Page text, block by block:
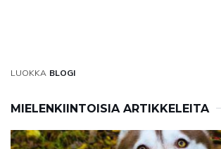
LUOKKA BLOGI
MIELENKIINTOISIA ARTIKKELEITA